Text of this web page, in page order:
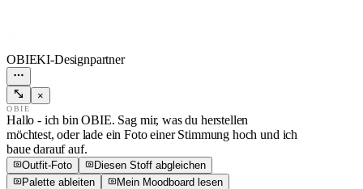
OBIEKI-Designpartner
×
OBIE
Hallo - ich bin OBIE. Sag mir, was du herstellen
möchtest, oder lade ein Foto einer Stimmung hoch und ich
baue darauf auf.
Outfit-Foto
Diesen Stoff abgleichen
Palette ableiten
Mein Moodboard lesen